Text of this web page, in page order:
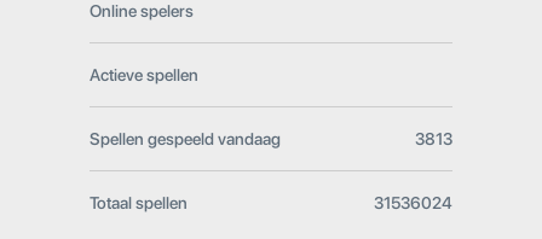
Online spelers
Actieve spellen
Spellen gespeeld vandaag 3813
Totaal spellen 31536024